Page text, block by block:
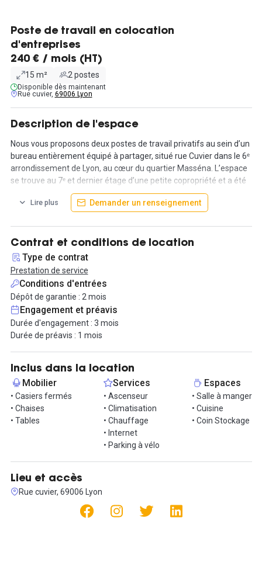
Poste de travail en colocation
d'entreprises
240 € / mois (HT)
15 m² 2 postes
Disponible dès maintenant
Rue cuvier, 69006 Lyon
Description de l'espace
Nous vous proposons deux postes de travail privatifs au sein d’un
bureau entièrement équipé à partager, situé rue Cuvier dans le 6ᵉ
arrondissement de Lyon, au cœur du quartier Masséna. L’espace
se trouve au 7ᵉ et dernier étage d’une petite copropriété et a été
entièrement rénové fin 2023, offrant un environnement calme et
lumineux avec des prestations de qualité.
Le local d’environ 20 m² est intelligemment agencé en trois
espaces distincts. Un premier bureau fermé d’environ 5 m² est
déjà occupé par un entrepreneur présent un à deux jours par
semaine. Un second espace ouvert et très lumineux accueille les
deux postes de travail proposés dans cette annonce, chacun
équipé d’un bureau de 120 cm, d’une chaise professionnelle et
d’un caisson. Enfin, une zone partagée comprend une kitchenette
ainsi qu’une table pouvant servir pour les repas ou des réunions
informelles. Un WC indépendant complète l’ensemble.
Cette offre s’adresse exclusivement à des activités de bureau
sans accueil de clientèle, idéale pour des freelances, start-
uppeurs ou télétravailleurs à la recherche d’un cadre
professionnel et serein.
Les postes sont disponibles immédiatement. Le loyer est de 240
€ charges comprises par poste, incluant un forfait de charges de
25 € couvrant l’électricité, l’eau, la fibre, le chauffage et la taxe
foncière. Le loyer est en franchise de TVA. Le dépôt de garantie
correspond à deux mois de loyer hors charges, soit 430 €, et le
préavis est d’un mois.
Contactez-nous pour organiser une visite et découvrir cet espace
de travail agréable au cœur de Lyon 6.
Lire plus Demander un renseignement
Contrat et conditions de location
Type de contrat
Prestation de service
Conditions d'entrées
Dépôt de garantie : 2 mois
Engagement et préavis
Durée d'engagement : 3 mois
Durée de préavis : 1 mois
Inclus dans la location
Mobilier
• Casiers fermés
• Chaises
• Tables
Services
• Ascenseur
• Climatisation
• Chauffage
• Internet
• Parking à vélo
Espaces
• Salle à manger
• Cuisine
• Coin Stockage
Lieu et accès
Rue cuvier, 69006 Lyon